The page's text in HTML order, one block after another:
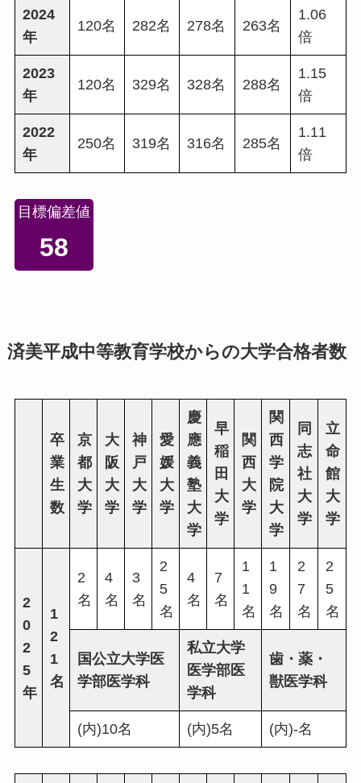
2024
年
120名 282名 278名 263名
1.06
倍
2023
年
120名 329名 328名 288名
1.15
倍
2022
年
250名 319名 316名 285名
1.11
倍
目標偏差値
58
済美平成中等教育学校からの大学合格者数
卒
業
生
数
京
都
大
学
大
阪
大
学
神
戸
大
学
愛
媛
大
学
慶
應
義
塾
大
学
早
稲
田
大
学
関
西
大
学
関
西
学
院
大
学
同
志
社
大
学
立
命
館
大
学
2
0
2
5
年
1
2
1
名
2
名
4
名
3
名
2
5
名
4
名
7
名
1
1
名
1
9
名
2
7
名
2
5
名
国公立大学医
学部医学科
私立大学
医学部医
学科
歯・薬・
獣医学科
(内)10名 (内)5名 (内)-名